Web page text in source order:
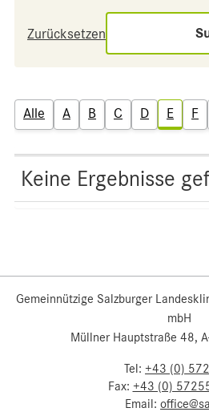
Zurücksetzen
Alle A B C D E F
Keine Ergebnisse
Gemeinnützige Salzburger
mbH
Müllner Hauptstraße 48,
Tel: +43 (0)
Fax: +43 (0)
Email: